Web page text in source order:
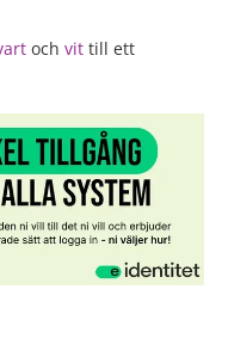
och vit till ett